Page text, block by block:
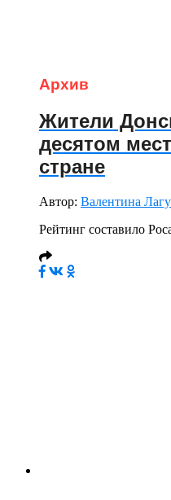
Архив
Жители
десятом
стране
Автор: Валентина
Рейтинг составило